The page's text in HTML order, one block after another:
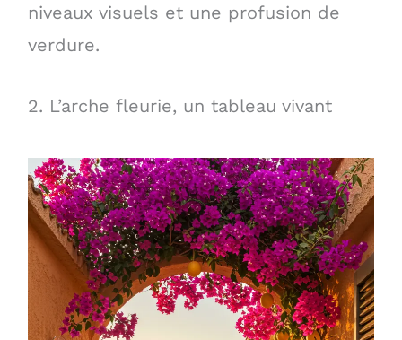
niveaux visuels et une profusion de
verdure.
2. L’arche fleurie, un tableau vivant